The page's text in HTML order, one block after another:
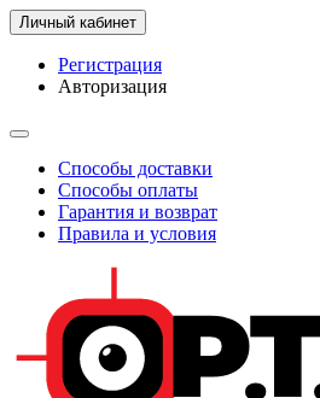
Личный кабинет
Регистрация
Авторизация
Способы доставки
Способы оплаты
Гарантия и возврат
Правила и условия